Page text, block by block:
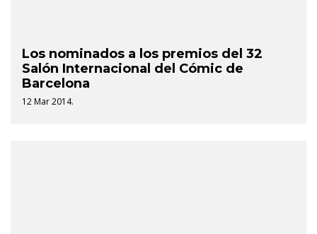
Los nominados a los premios del 32
Salón Internacional del Cómic de
Barcelona
12 Mar 2014.